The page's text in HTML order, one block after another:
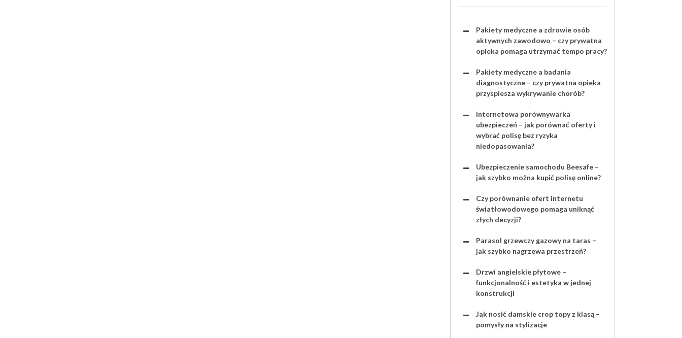
Pakiety medyczne a zdrowie osób
aktywnych zawodowo – czy prywatna
opieka pomaga utrzymać tempo pracy?
Pakiety medyczne a badania
diagnostyczne – czy prywatna opieka
przyspiesza wykrywanie chorób?
Internetowa porównywarka
ubezpieczeń – jak porównać oferty i
wybrać polisę bez ryzyka
niedopasowania?
Ubezpieczenie samochodu Beesafe –
jak szybko można kupić polisę online?
Czy porównanie ofert internetu
światłowodowego pomaga uniknąć
złych decyzji?
Parasol grzewczy gazowy na taras –
jak szybko nagrzewa przestrzeń?
Drzwi angielskie płytowe –
funkcjonalność i estetyka w jednej
konstrukcji
Jak nosić damskie crop topy z klasą –
pomysły na stylizacje